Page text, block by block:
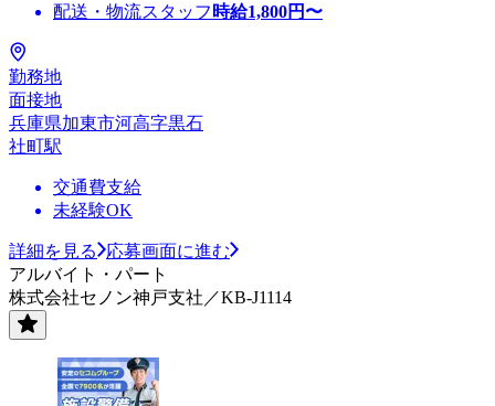
配送・物流スタッフ 時給1,800円〜
勤務地
面接地
兵庫県加東市河高字黒石
社町駅
交通費支給
未経験OK
詳細を見る
応募画面に進む
アルバイト・パート
株式会社セノン神戸支社／KB-J1114